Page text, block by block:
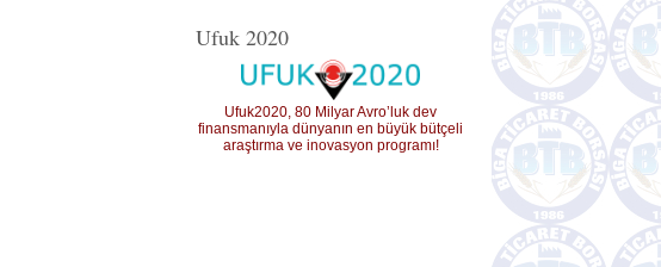
Ufuk 2020
Ufuk2020, 80 Milyar Avro’luk dev
finansmanıyla dünyanın en büyük bütçeli
araştırma ve inovasyon programı!